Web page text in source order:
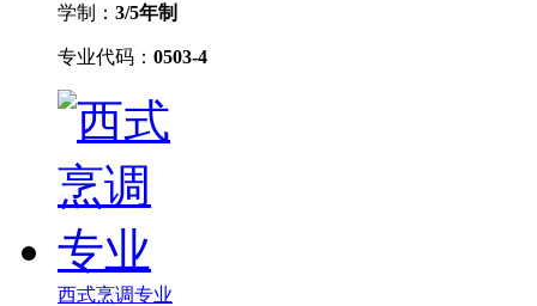
学制： 3/5年制
专业代码： 0503-4
西式烹调专业